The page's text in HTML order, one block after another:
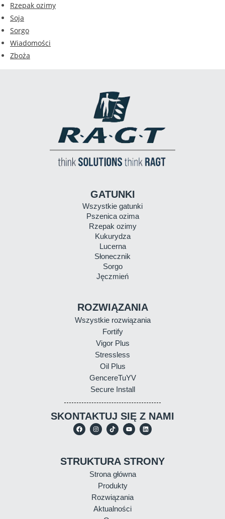
Rzepak ozimy
Soja
Sorgo
Wiadomości
Zboża
GATUNKI
Wszystkie gatunki
Pszenica ozima
Rzepak ozimy
Kukurydza
Lucerna
Słonecznik
Sorgo
Jęczmień
ROZWIĄZANIA
Wszystkie rozwiązania
Fortify
Vigor Plus
Stressless
Oil Plus
GencereTuYV
Secure Install
SKONTAKTUJ SIĘ Z NAMI
STRUKTURA STRONY
Strona główna
Produkty
Rozwiązania
Aktualności